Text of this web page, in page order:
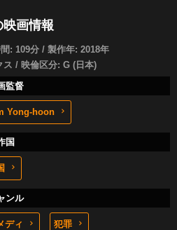
映画情報
: 109分 / 製作年: 2018年
ス / 映倫区分: G (日本)
監督
Yong-hoon
国
ンル
ディ 犯罪